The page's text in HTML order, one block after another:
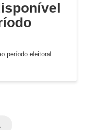
período eleitoral